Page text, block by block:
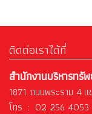
ติดต่อเราได้ที่
สำนักงานบริหารท
1871 ถนนพระราม 4
โทร : 02 256